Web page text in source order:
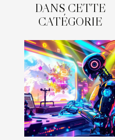
DANS CETTE
CATÉGORIE